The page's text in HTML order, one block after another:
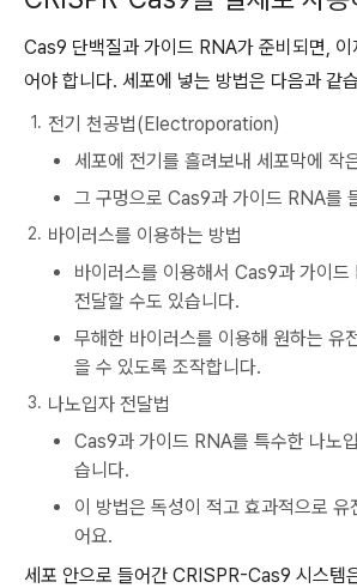
Cas9 단백질과 가이드 RNA가 준비되면, 이
어야 합니다. 세포에 넣는 방법은 다음과 같
전기 천공법(Electroporation)
세포에 전기를 흘려보내 세포막에 작
그 구멍으로 Cas9과 가이드 RNA를
바이러스를 이용하는 방법
바이러스를 이용해서 Cas9과 가이
전달할 수도 있습니다.
무해한 바이러스를 이용해 원하는 유
을 수 있도록 조작합니다.
나노입자 전달법
Cas9과 가이드 RNA를 특수한 나노
습니다.
이 방법은 독성이 적고 효과적으로 유
어요.
세포 안으로 들어간 CRISPR-Cas9 시스템